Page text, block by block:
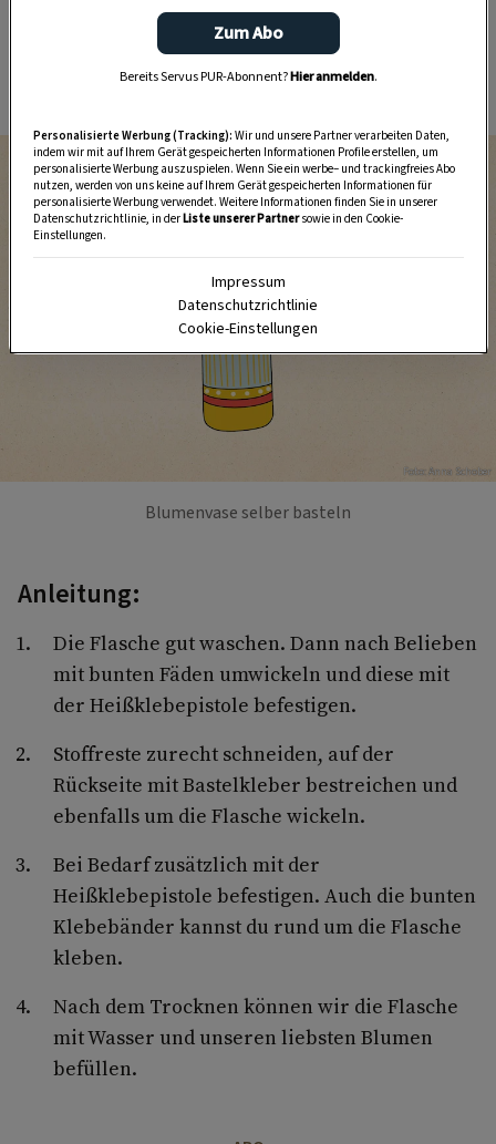
Foto: Anna Schober
Blumenvase selber basteln
Anleitung:
Die Flasche gut waschen. Dann nach Belieben
mit bunten Fäden umwickeln und diese mit
der Heißklebepistole befestigen.
Stoffreste zurecht schneiden, auf der
Rückseite mit Bastelkleber bestreichen und
ebenfalls um die Flasche wickeln.
Bei Bedarf zusätzlich mit der
Heißklebepistole befestigen. Auch die bunten
Klebebänder kannst du rund um die Flasche
kleben.
Nach dem Trocknen können wir die Flasche
mit Wasser und unseren liebsten Blumen
befüllen.
Zum Abo
Bereits Servus PUR-Abonnent?Hier anmelden.
Personalisierte Werbung (Tracking): Wir und unsere Partner verarbeiten Daten,
indem wir mit auf Ihrem Gerät gespeicherten Informationen Profile erstellen, um
personalisierte Werbung auszuspielen. Wenn Sie ein werbe– und trackingfreies Abo
nutzen, werden von uns keine auf Ihrem Gerät gespeicherten Informationen für
personalisierte Werbung verwendet. Weitere Informationen finden Sie in unserer
Datenschutzrichtlinie, in derListe unserer Partnersowie in den Cookie-
Einstellungen.
Impressum
Datenschutzrichtlinie
Cookie-Einstellungen